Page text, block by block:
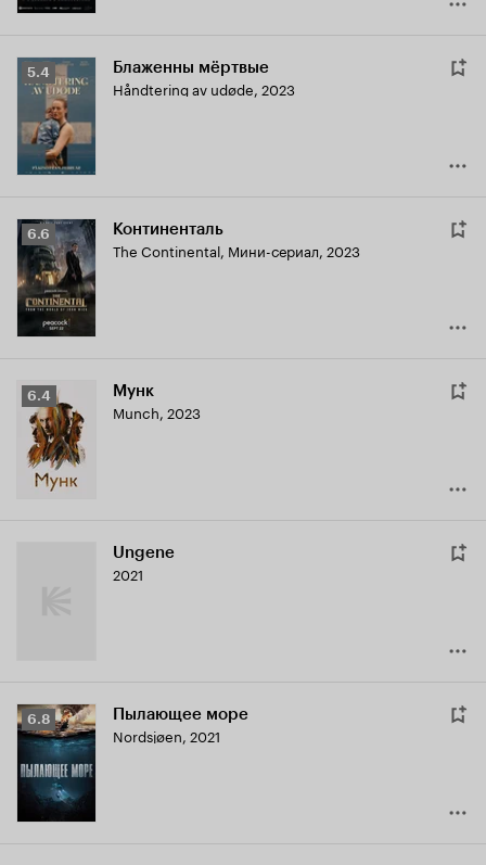
Рейтинг
Кинопоиска
5.4
5.4 Блаженны мёртвые
Håndtering av udøde, 2023
Рейтинг
Кинопоиска
6.6
6.6 Континенталь
The Continental, Мини-сериал, 2023
Рейтинг
Кинопоиска
6.4
6.4 Мунк
Munch, 2023
Ungene
2021
Рейтинг
Кинопоиска
6.8
6.8 Пылающее море
Nordsjøen, 2021